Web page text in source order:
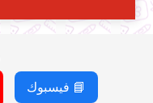
📘 فيسبوك